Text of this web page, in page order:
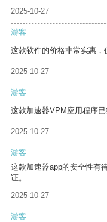
2025-10-27
游客
这款软件的价格非常实惠，
2025-10-27
游客
这款加速器VPM应用程序
2025-10-27
游客
这款加速器app的安全性有
证。
2025-10-27
游客